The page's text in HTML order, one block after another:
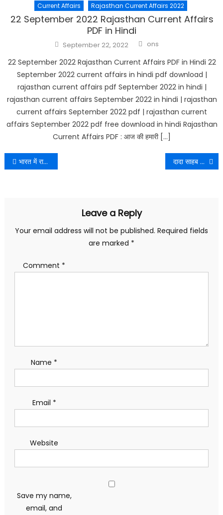
Current Affairs Rajasthan Current Affairs 2022
22 September 2022 Rajasthan Current Affairs
PDF in Hindi
Posted
on
September 22, 2022 Author
ons
22 September 2022 Rajasthan Current Affairs PDF in Hindi 22
September 2022 current affairs in hindi pdf download |
rajasthan current affairs pdf September 2022 in hindi |
rajasthan current affairs September 2022 in hindi | rajasthan
current affairs September 2022 pdf | rajasthan current
affairs September 2022 pdf free download in hindi Rajasthan
Current Affairs PDF : आज की हमारी […]
Post
भारत में रामसर साइट की लिस्ट | List of Ramsar Sites in India in Hindi | रामसर साइट इन राजस्थान दादा साहब फाल्के अंतर्राष्ट्रीय फिल्म महोत्सव पुरस्कार 2022 | Dadasaheb Phalke Award 2022 Winners List in Hindi
Leave a Reply
Your email address will not be published. Required fields
are marked *
Comment *
Name *
Email *
Website
Save my name,
email, and